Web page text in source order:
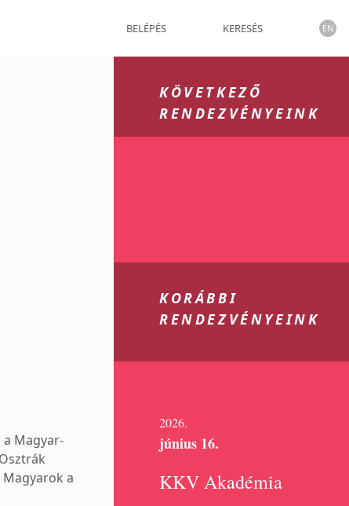
BELÉPÉS KERESÉS EN
KÖVETKEZŐ
RENDEZVÉNYEINK
KORÁBBI
RENDEZVÉNYEINK
2026.
június 16.
KKV Akadémia
Magyar-
Magyarok a